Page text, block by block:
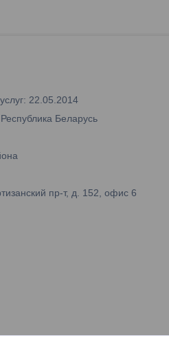
22.05.2014
Беларусь
пр-т, д. 152, офис 6